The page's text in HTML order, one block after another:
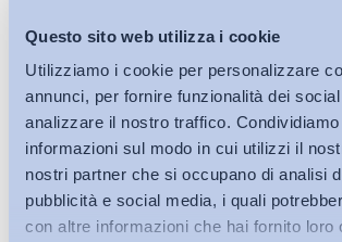
Questo sito web utilizza i cookie
Utilizziamo i cookie per personalizzare
annunci, per fornire funzionalità dei
analizzare il nostro traffico.
informazioni sul modo in cui utilizzi il
nostri partner che si occupano di analisi
pubblicità e social media, i quali
con altre informazioni che hai fornito loro